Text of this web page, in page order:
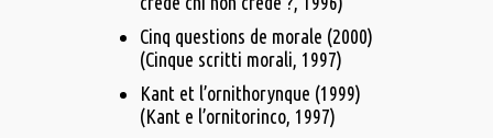
Cinq questions de morale (2000)
(Cinque scritti morali, 1997)
Kant et l’ornithorynque (1999)
(Kant e l’ornitorinco, 1997)